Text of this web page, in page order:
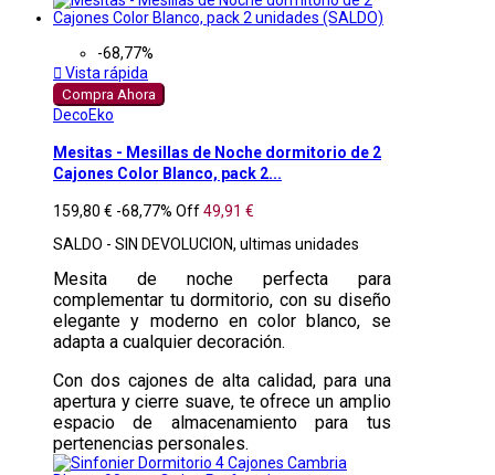
-68,77%
 Vista rápida
Compra Ahora
DecoEko
Mesitas - Mesillas de Noche dormitorio de 2
Cajones Color Blanco, pack 2...
159,80 € -68,77% Off49,91 €
SALDO - SIN DEVOLUCION, ultimas unidades
Mesita de noche perfecta para
complementar tu dormitorio, con su diseño
elegante y moderno en color blanco, se
adapta a cualquier decoración.
Con dos cajones de alta calidad, para una
apertura y cierre suave, te ofrece un amplio
espacio de almacenamiento para tus
pertenencias personales.